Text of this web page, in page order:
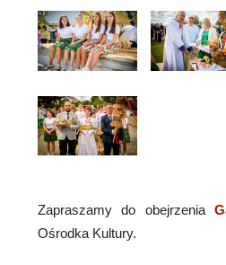
Zapraszamy do obejrzenia
Ośrodka Kultury.